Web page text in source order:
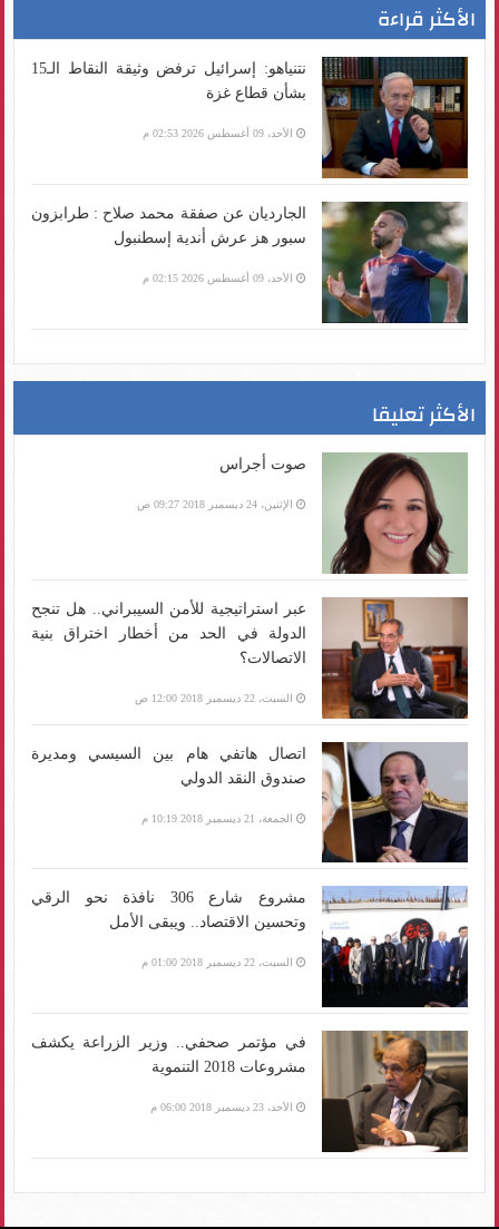
الأكثر قراءة
نتنياهو: إسرائيل ترفض وثيقة النقاط الـ15
بشأن قطاع غزة
الأحد، 09 أغسطس 2026 02:53 م
الجارديان عن صفقة محمد صلاح : طرابزون
سبور هز عرش أندية إسطنبول
الأحد، 09 أغسطس 2026 02:15 م
الأكثر تعليقا
صوت أجراس
الإثنين، 24 ديسمبر 2018 09:27 ص
عبر استراتيجية للأمن السيبراني.. هل تنجح
الدولة في الحد من أخطار اختراق بنية
الاتصالات؟
السبت، 22 ديسمبر 2018 12:00 ص
اتصال هاتفي هام بين السيسي ومديرة
صندوق النقد الدولي
الجمعة، 21 ديسمبر 2018 10:19 م
مشروع شارع 306 نافذة نحو الرقي
وتحسين الاقتصاد.. ويبقى الأمل
السبت، 22 ديسمبر 2018 01:00 م
في مؤتمر صحفي.. وزير الزراعة يكشف
مشروعات 2018 التنموية
الأحد، 23 ديسمبر 2018 06:00 م